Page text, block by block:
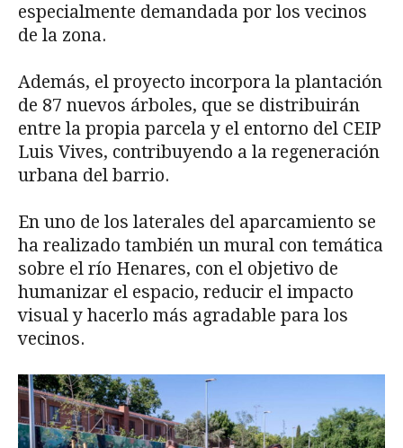
especialmente demandada por los vecinos
de la zona.
Además, el proyecto incorpora la plantación
de 87 nuevos árboles, que se distribuirán
entre la propia parcela y el entorno del CEIP
Luis Vives, contribuyendo a la regeneración
urbana del barrio.
En uno de los laterales del aparcamiento se
ha realizado también un mural con temática
sobre el río Henares, con el objetivo de
humanizar el espacio, reducir el impacto
visual y hacerlo más agradable para los
vecinos.